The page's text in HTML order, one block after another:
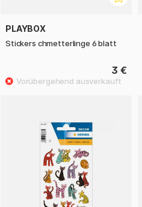
PLAYBOX
Stickers chmetterlinge 6 blatt
3 €